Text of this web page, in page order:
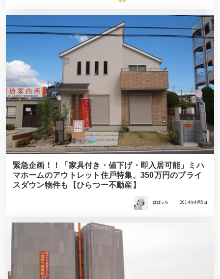
緊急企画！！「家具付き・値下げ・即入居可能」ミハ
マホームのアウトレット住戸特集。350万円のプライ
スダウン物件も【ひらつー不動産】
ばばっち 2014年4月5日